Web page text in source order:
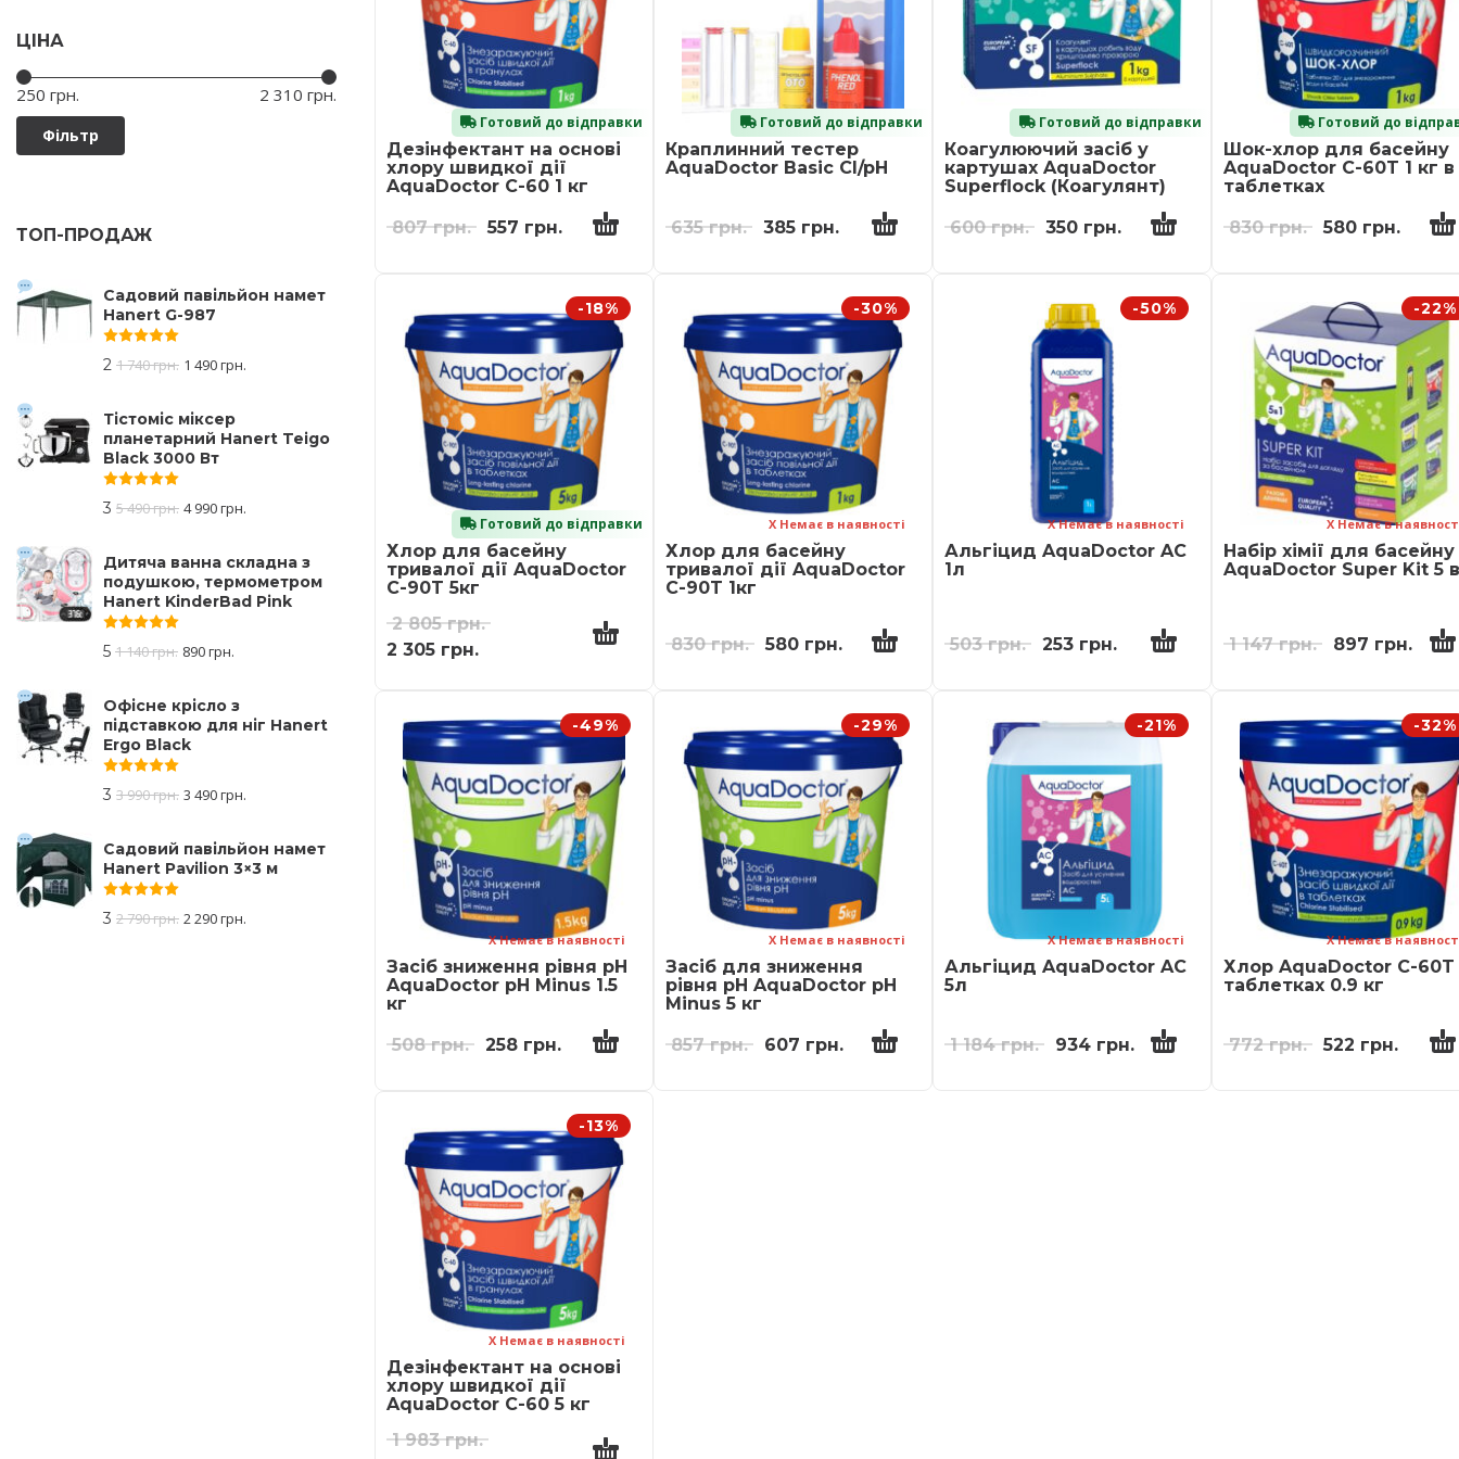
ЦІНА
Фільтр
250 грн. 2 310 грн.
ТОП-ПРОДАЖ
Садовий павільйон намет
Hanert G-987
2 1 740грн. 1 490грн.
Тістоміс міксер
планетарний Hanert Teigo
Black 3000 Вт
3 5 490грн. 4 990грн.
Дитяча ванна складна з
подушкою, термометром
Hanert KinderBad Pink
5 1 140грн. 890грн.
Офісне крісло з
підставкою для ніг Hanert
Ergo Black
3 3 990грн. 3 490грн.
Садовий павільйон намет
Hanert Pavilion 3×3 м
3 2 790грн. 2 290грн.
Дезінфектант на основі
хлору швидкої дії
AquaDoctor C-60 1 кг
Готовий до відправки
807грн. 557 грн.
Краплинний тестер
AquaDoctor Basic Cl/pH
Готовий до відправки
635грн. 385 грн.
Коагулюючий засіб у
картушах AquaDoctor
Superflock (Коагулянт)
Готовий до відправки
600грн. 350 грн.
Шок-хлор для басейну
AquaDoctor C-60T 1 кг в
таблетках
Готовий до
830грн. 580 грн.
-18%
Хлор для басейну
тривалої дії AquaDoctor
C-90T 5кг
Готовий до відправки
2 805грн.
2 305 грн.
-30%
Хлор для басейну
тривалої дії AquaDoctor
C-90T 1кг
Х Немає в наявності
830грн. 580 грн.
-50%
Альгіцид AquaDoctor AC
1л
Х Немає в наявності
503грн. 253 грн.
-22%
Набір хімії для басейну
AquaDoctor Super Kit 5
Х Немає в
1 147грн. 897 грн.
-49%
Засіб зниження рівня pH
AquaDoctor pH Minus 1.5
кг
Х Немає в наявності
508грн. 258 грн.
-29%
Засіб для зниження
рівня pH AquaDoctor pH
Minus 5 кг
Х Немає в наявності
857грн. 607 грн.
-21%
Альгіцид AquaDoctor AC
5л
Х Немає в наявності
1 184грн. 934 грн.
-32%
Хлор AquaDoctor C-60T
таблетках 0.9 кг
Х Немає в
772грн. 522 грн.
-13%
Дезінфектант на основі
хлору швидкої дії
AquaDoctor C-60 5 кг
Х Немає в наявності
1 983грн.